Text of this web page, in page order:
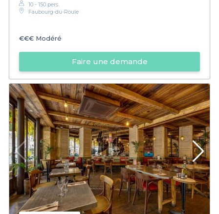
10 - 150 pers.
Faubourg-du-Roule
€€€ Modéré
Faire une demande